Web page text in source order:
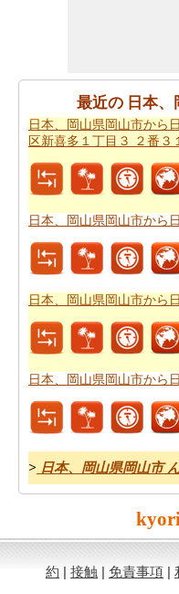
山県岡山市から日本、
字角島 角島までの駆動
の時間を推定するのに
あなたの旅行を計画す
べての情報が必要です
本、〒759-5332 山口県
から日本、〒759-5332
までの自分がより良い
ちます。
道路で旅行するのは疲
から日本、〒759-5332
まで、あなたは飛ぶこ
本、岡山県岡山市から
北町大字角島 角島ま
あなたはそれが確から
県岡山市から日本、〒
角島 角島までの道路ル
ることをお勧めします。
最近の 日本、
日本、岡山県岡山市から
区新喜多１丁目３ ２番３
日本、岡山県岡山市から
日本、岡山県岡山市から
日本、岡山県岡山市から
> 日本、岡山県岡山市
約 | 接触 | 免責事項 |